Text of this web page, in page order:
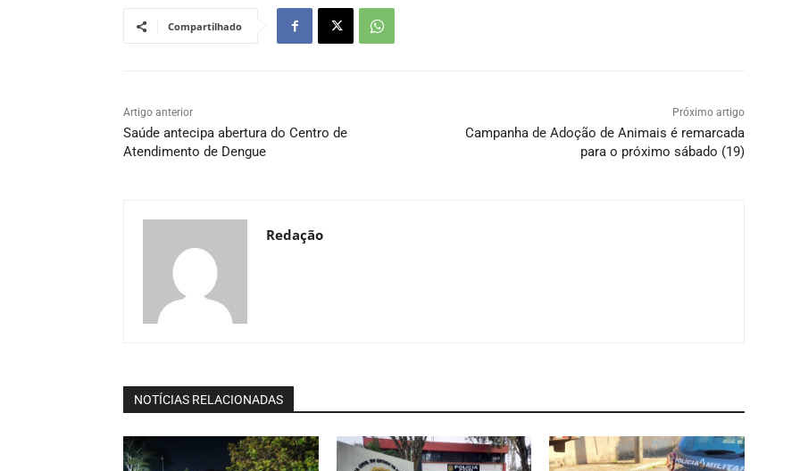
Compartilhado
Artigo anterior
Saúde antecipa abertura do Centro de
Atendimento de Dengue
Próximo artigo
Campanha de Adoção de Animais é remarcada
para o próximo sábado (19)
Redação
NOTÍCIAS RELACIONADAS